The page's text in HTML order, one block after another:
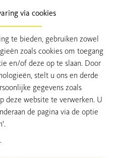
via cookies
te bieden, gebruiken zowel
zoals cookies om toegang
en/of deze op te slaan. Door
stelt u ons en derde
gegevens zoals
deze website te verwerken. U
de pagina via de optie
.
en een ligbad. Lichtrijke
en voldoende plaats
Gesloten (vernieuwde)
kraan, dampkap, kookvuur,
liftfunctie. Vanuit de keuken
veranda, een aangename
op de prachtige tuin. Aparte
of een hobbykamer (of
te richten). Een praktische